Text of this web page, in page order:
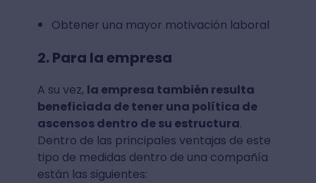
Obtener una mayor motivación laboral
2. Para la empresa
A su vez, la empresa también resulta
beneficiada de tener una política de
ascensos dentro de su estructura.
Dentro de las principales ventajas de este
tipo de medidas dentro de una compañía
están las siguientes: